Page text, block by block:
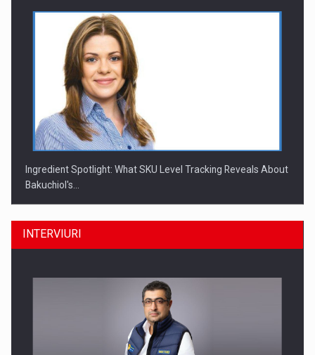
Ingredient Spotlight: What SKU Level Tracking Reveals About
Bakuchiol's…
INTERVIURI